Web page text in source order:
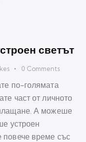
светът
0 Comments
по-голямата
част от личното
А можеше
устроен
време със